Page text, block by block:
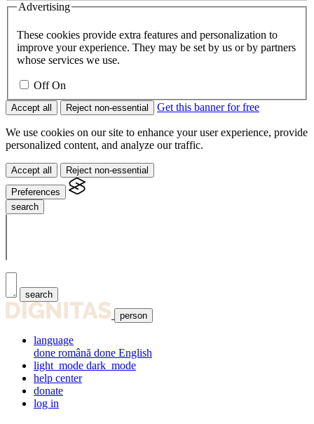
Advertising
These cookies provide extra features and personalization to
improve your experience. They may be set by us or by partners
whose services we use.
Off On
Accept all Reject non-essential Get this banner for free
We use cookies on our site to enhance your user experience, provide
personalized content, and analyze our traffic.
Accept all Reject non-essential
Preferences
search
search
person
language
done română done English
light_mode dark_mode
help center
donate
log in